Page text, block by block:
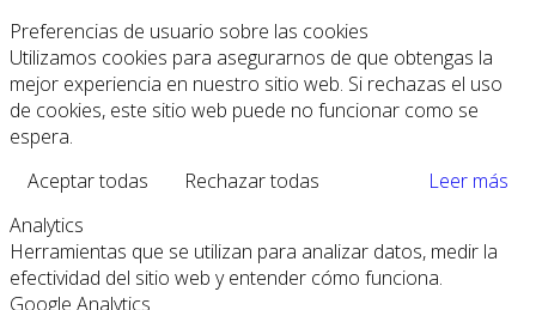
Preferencias de usuario sobre las cookies
Utilizamos cookies para asegurarnos de que obtengas la
mejor experiencia en nuestro sitio web. Si rechazas el uso
de cookies, este sitio web puede no funcionar como se
espera.
Aceptar todas
Rechazar todas
Leer más
Analytics
Herramientas que se utilizan para analizar datos, medir la
efectividad del sitio web y entender cómo funciona.
Google Analytics